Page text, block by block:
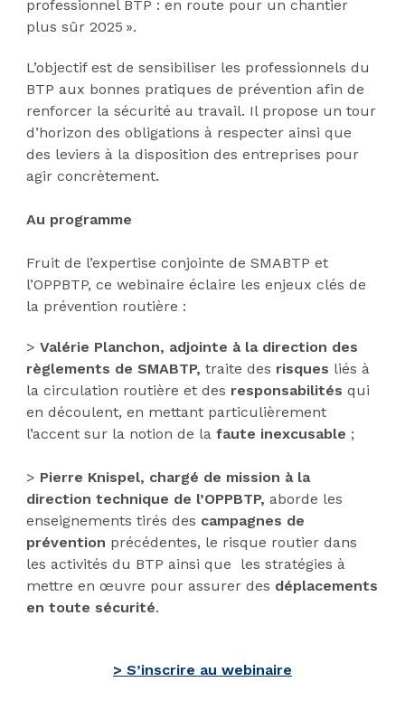
professionnel BTP : en route pour un chantier
plus sûr 2025 ».
L’objectif est de sensibiliser les professionnels du
BTP aux bonnes pratiques de prévention afin de
renforcer la sécurité au travail. Il propose un tour
d’horizon des obligations à respecter ainsi que
des leviers à la disposition des entreprises pour
agir concrètement.
Au programme
Fruit de l’expertise conjointe de SMABTP et
l’OPPBTP, ce webinaire éclaire les enjeux clés de
la prévention routière :
> Valérie Planchon, adjointe à la direction des
règlements de SMABTP, traite des risques liés à
la circulation routière et des responsabilités qui
en découlent, en mettant particulièrement
l’accent sur la notion de la faute inexcusable ;
> Pierre Knispel, chargé de mission à la
direction technique de l’OPPBTP, aborde les
enseignements tirés des campagnes de
prévention précédentes, le risque routier dans
les activités du BTP ainsi que les stratégies à
mettre en œuvre pour assurer des déplacements
en toute sécurité.
> S’inscrire au webinaire